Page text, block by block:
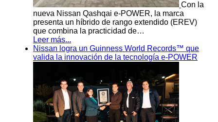
Con la
nueva Nissan Qashqai e-POWER, la marca
presenta un híbrido de rango extendido (EREV)
que combina la practicidad de…
Leer más...
Nissan logra un Guinness World Records™ que
valida la innovación de la tecnología e-POWER